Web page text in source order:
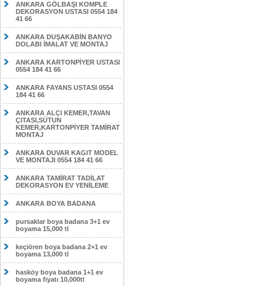
ANKARA GÖLBAŞI KOMPLE
DEKORASYON USTASI 0554 184
41 66
ANKARA DUŞAKABİN BANYO
DOLABI İMALAT VE MONTAJ
ANKARA KARTONPİYER USTASI
0554 184 41 66
ANKARA FAYANS USTASI 0554
184 41 66
ANKARA ALÇI KEMER,TAVAN
ÇITASI,SÜTUN
KEMER,KARTONPİYER TAMİRAT
MONTAJ
ANKARA DUVAR KAGIT MODEL
VE MONTAJI 0554 184 41 66
ANKARA TAMİRAT TADİLAT
DEKORASYON EV YENİLEME
ANKARA BOYA BADANA
pursaklar boya badana 3+1 ev
boyama 15,000 tl
keçiören boya badana 2+1 ev
boyama 13,000 tl
hasköy boya badana 1+1 ev
boyama fiyatı 10,000tl